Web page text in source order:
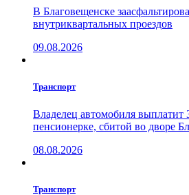
В Благовещенске
внутриквартальных проездов
09.08.2026
Транспорт
Владелец автомобиля выплатит
пенсионерке, сбитой во дворе
08.08.2026
Транспорт